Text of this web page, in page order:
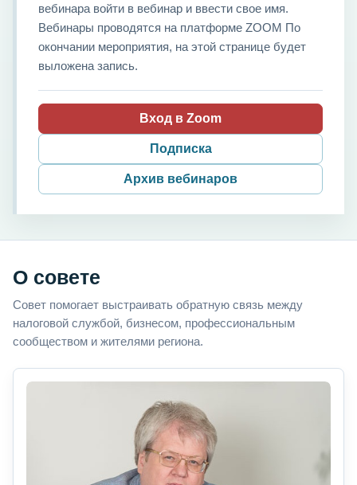
вебинара войти в вебинар и ввести свое имя.
Вебинары проводятся на платформе ZOOM По
окончании мероприятия, на этой странице будет
выложена запись.
Вход в Zoom
Подписка
Архив вебинаров
О совете
Совет помогает выстраивать обратную связь между
налоговой службой, бизнесом, профессиональным
сообществом и жителями региона.